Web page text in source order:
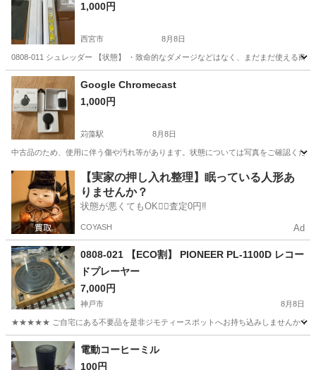
1,000円
西宮市 8月8日
0808-011 シュレッダー 【状態】 ・致命的なダメージなどはなく、まだまだ使える
兵庫 西宮市
Google Chromecast
1,000円
苅藻駅 8月8日
中古品のため、使用に伴う傷や汚れ等があります。状態については写真をご確認くだ
兵庫 神戸市 苅藻駅 テレビ 状態
【実家の押し入れ整理】眠っている人形あ
りませんか？
状態が悪くてもOK🙆‍♀️査定0円‼️
COYASH Ad
0808-021 【ECO割】 PIONEER PL-1100D レコー
ドプレーヤー
7,000円
神戸市 8月8日
★★★★★ ご自宅にある不要品を是非ジモティースポットへお持ち込みしませんか？
兵庫 神戸市 オーディオ
電動コーヒーミル
100円